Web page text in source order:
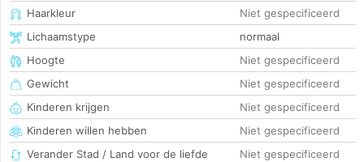
Haarkleur
Niet gespecificeerd
Lichaamstype
normaal
Hoogte
Niet gespecificeerd
Gewicht
Niet gespecificeerd
Kinderen krijgen
Niet gespecificeerd
Kinderen willen hebben
Niet gespecificeerd
Verander Stad / Land voor de liefde
Niet gespecificeerd